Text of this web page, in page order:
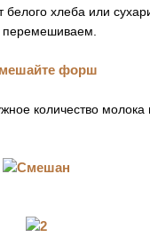
белого хлеба или
количество